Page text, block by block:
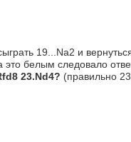
19...Na2 и
это белым следовало
23.Nd4? (правильно